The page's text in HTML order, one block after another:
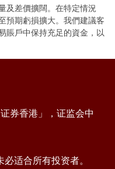
及差價擴闊。在特定情況
預期虧損擴大。我們建議客
賬戶中保持充足的資金，以
券香港」，证监会中
适合所有投资者。